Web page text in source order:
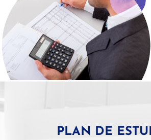
PLAN DE